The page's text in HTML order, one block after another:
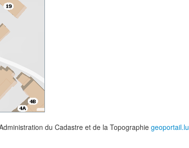
du Cadastre et de la Topographiegeoportail.lu